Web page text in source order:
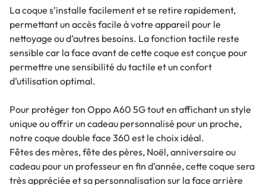
La coque s’installe facilement et se retire rapidement,
permettant un accès facile à votre appareil pour le
nettoyage ou d’autres besoins. La fonction tactile reste
sensible car la face avant de cette coque est conçue pour
permettre une sensibilité du tactile et un confort
d’utilisation optimal.
Pour protéger ton Oppo A60 5G tout en affichant un style
unique ou offrir un cadeau personnalisé pour un proche,
notre coque double face 360 est le choix idéal.
Fêtes des mères, fête des pères, Noël, anniversaire ou
cadeau pour un professeur en fin d’année, cette coque sera
très appréciée et sa personnalisation sur la face arrière